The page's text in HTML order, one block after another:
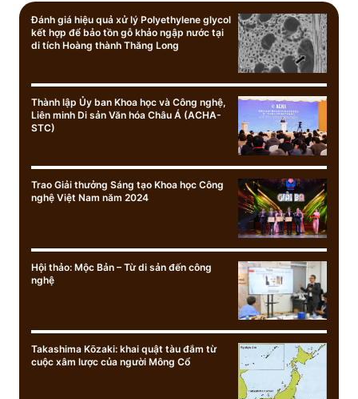
thước gỗ khảo cổ khai quật tại ...
Đánh giá hiệu quả xử lý Polyethylene glycol
kết hợp để bảo tồn gỗ khảo ngập nước tại
di tích Hoàng thành Thăng Long
Thành lập Ủy ban Khoa học và Công nghệ,
Liên minh Di sản Văn hóa Châu Á (ACHA-
STC)
Trao Giải thưởng Sáng tạo Khoa học Công
nghệ Việt Nam năm 2024
Hội thảo: Mộc Bản – Từ di sản đến công
nghệ
Takashima Kōzaki: khai quật tàu đắm từ
cuộc xâm lược của người Mông Cổ